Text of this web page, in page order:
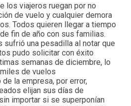
los viajeros ruegan por no
de vuelo y cualquier demora
Todos quieren llegar a tiempo
fin de año con sus familias.
sufrió una pesadilla al notar que
pudo solicitar con éxito
semanas de diciembre, lo
de vuelos
la empresa, por error,
elijan sus días de
importar si se superponían